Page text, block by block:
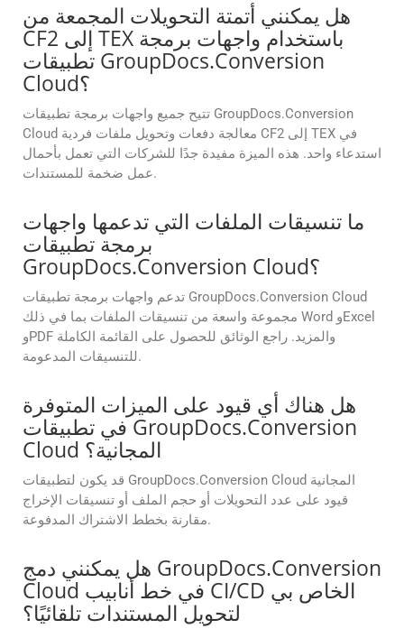
هل يمكنني أتمتة التحويلات المجمعة من
CF2 إلى TEX باستخدام واجهات برمجة
تطبيقات GroupDocs.Conversion
Cloud؟
تتيح جميع واجهات برمجة تطبيقات GroupDocs.Conversion
Cloud معالجة دفعات وتحويل ملفات فردية CF2 إلى TEX في
استدعاء واحد. هذه الميزة مفيدة جدًا للشركات التي تعمل بأحمال
عمل ضخمة للمستندات.
ما تنسيقات الملفات التي تدعمها واجهات
برمجة تطبيقات
GroupDocs.Conversion Cloud؟
تدعم واجهات برمجة تطبيقات GroupDocs.Conversion Cloud
مجموعة واسعة من تنسيقات الملفات بما في ذلك Word وExcel
وPDF والمزيد. راجع الوثائق للحصول على القائمة الكاملة
للتنسيقات المدعومة.
هل هناك أي قيود على الميزات المتوفرة
في تطبيقات GroupDocs.Conversion
Cloud المجانية؟
قد يكون لتطبيقات GroupDocs.Conversion Cloud المجانية
قيود على عدد التحويلات أو حجم الملف أو تنسيقات الإخراج
مقارنة بخطط الاشتراك المدفوعة.
هل يمكنني دمج GroupDocs.Conversion
Cloud في خط أنابيب CI/CD الخاص بي
لتحويل المستندات تلقائيًا؟